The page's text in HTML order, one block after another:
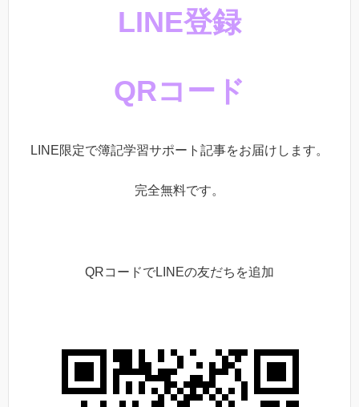
LINE登録
QRコード
LINE限定で簿記学習サポート記事をお届けします。
完全無料です。
QRコードでLINEの友だちを追加